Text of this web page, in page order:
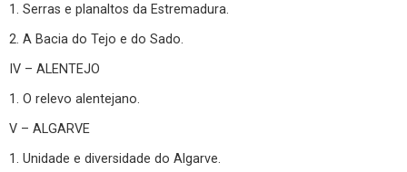
1. Serras e planaltos da Estremadura.
2. A Bacia do Tejo e do Sado.
IV – ALENTEJO
1. O relevo alentejano.
V – ALGARVE
1. Unidade e diversidade do Algarve.